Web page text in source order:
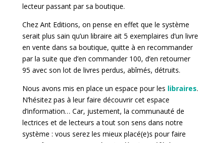
lecteur passant par sa boutique.
Chez Ant Editions, on pense en effet que le système
serait plus sain qu’un libraire ait 5 exemplaires d’un livre
en vente dans sa boutique, quitte à en recommander
par la suite que d’en commander 100, d’en retourner
95 avec son lot de livres perdus, abîmés, détruits.
Nous avons mis en place un espace pour les libraires.
N’hésitez pas à leur faire découvrir cet espace
d’information… Car, justement, la communauté de
lectrices et de lecteurs a tout son sens dans notre
système : vous serez les mieux placé(e)s pour faire